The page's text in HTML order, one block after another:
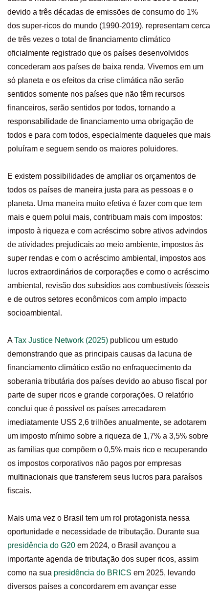
devido a três décadas de emissões de consumo do 1%
dos super-ricos do mundo (1990-2019), representam cerca
de três vezes o total de financiamento climático
oficialmente registrado que os países desenvolvidos
concederam aos países de baixa renda. Vivemos em um
só planeta e os efeitos da crise climática não serão
sentidos somente nos países que não têm recursos
financeiros, serão sentidos por todos, tornando a
responsabilidade de financiamento uma obrigação de
todos e para com todos, especialmente daqueles que mais
poluíram e seguem sendo os maiores poluidores.
E existem possibilidades de ampliar os orçamentos de
todos os países de maneira justa para as pessoas e o
planeta. Uma maneira muito efetiva é fazer com que tem
mais e quem polui mais, contribuam mais com impostos:
imposto à riqueza e com acréscimo sobre ativos advindos
de atividades prejudicais ao meio ambiente, impostos às
super rendas e com o acréscimo ambiental, impostos aos
lucros extraordinários de corporações e como o acréscimo
ambiental, revisão dos subsídios aos combustíveis fósseis
e de outros setores econômicos com amplo impacto
socioambiental.
ATax Justice Network (2025) publicou um estudo
demonstrando que as principais causas da lacuna de
financiamento climático estão no enfraquecimento da
soberania tributária dos países devido ao abuso fiscal por
parte de super ricos e grande corporações. O relatório
conclui que é possível os países arrecadarem
imediatamente US$ 2,6 trilhões anualmente, se adotarem
um imposto mínimo sobre a riqueza de 1,7% a 3,5% sobre
as famílias que compõem o 0,5% mais rico e recuperando
os impostos corporativos não pagos por empresas
multinacionais que transferem seus lucros para paraísos
fiscais.
Mais uma vez o Brasil tem um rol protagonista nessa
oportunidade e necessidade de tributação. Durante sua
presidência do G20 em 2024, o Brasil avançou a
importante agenda de tributação dos super ricos, assim
como na sua presidência do BRICS em 2025, levando
diversos países a concordarem em avançar esse